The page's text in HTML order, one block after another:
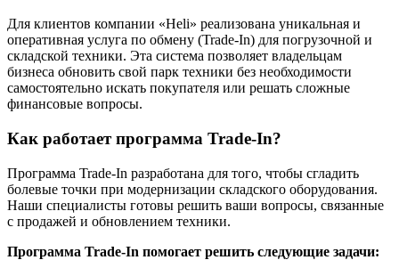
Для клиентов компании «Heli» реализована уникальная и
оперативная услуга по обмену (Trade-In) для погрузочной и
складской техники. Эта система позволяет владельцам
бизнеса обновить свой парк техники без необходимости
самостоятельно искать покупателя или решать сложные
финансовые вопросы.
Как работает программа Trade-In?
Программа Trade-In разработана для того, чтобы сгладить
болевые точки при модернизации складского оборудования.
Наши специалисты готовы решить ваши вопросы, связанные
с продажей и обновлением техники.
Программа Trade-In помогает решить следующие задачи: